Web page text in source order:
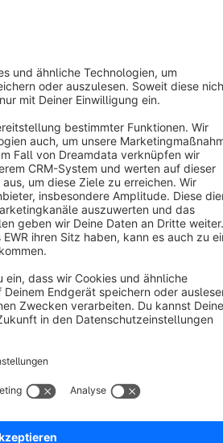
5 stars
6 November 2025 08:11
Hilfe und super freundlich –
5.0Documentation 5.0Support
2025 12:03
+ viel Erfolg!
of 5 stars
auf das Update für Shopware 6.6.1.0,